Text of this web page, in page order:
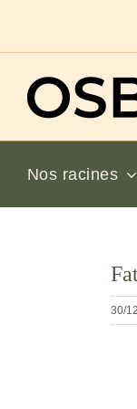
Nos racines
en
30/